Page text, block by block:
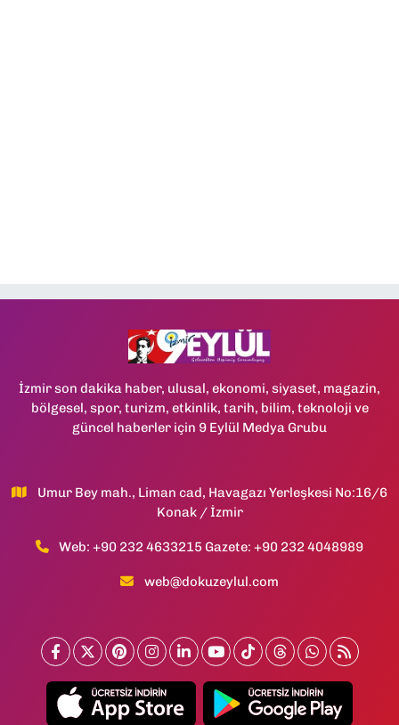
İzmir son dakika haber, ulusal, ekonomi, siyaset, magazin,
bölgesel, spor, turizm, etkinlik, tarih, bilim, teknoloji ve
güncel haberler için 9 Eylül Medya Grubu
Umur Bey mah., Liman cad, Havagazı Yerleşkesi No:16/6
Konak / İzmir
Web: +90 232 4633215 Gazete: +90 232 4048989
web@dokuzeylul.com